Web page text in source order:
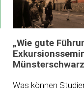
„Wie gute
Was können